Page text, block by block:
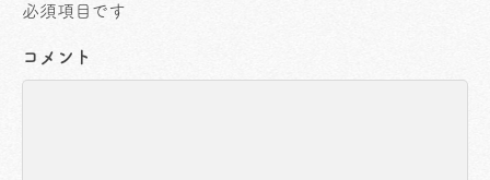
必須項目です
コメント